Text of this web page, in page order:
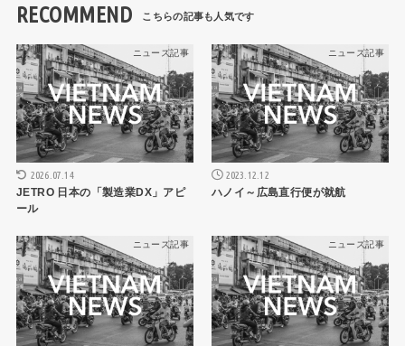
RECOMMEND
ニュース記事
2026.07.14
JETRO 日本の「製造業DX」アピ
ール
ニュース記事
2023.12.12
ハノイ～広島直行便が就航
ニュース記事 ニュース記事